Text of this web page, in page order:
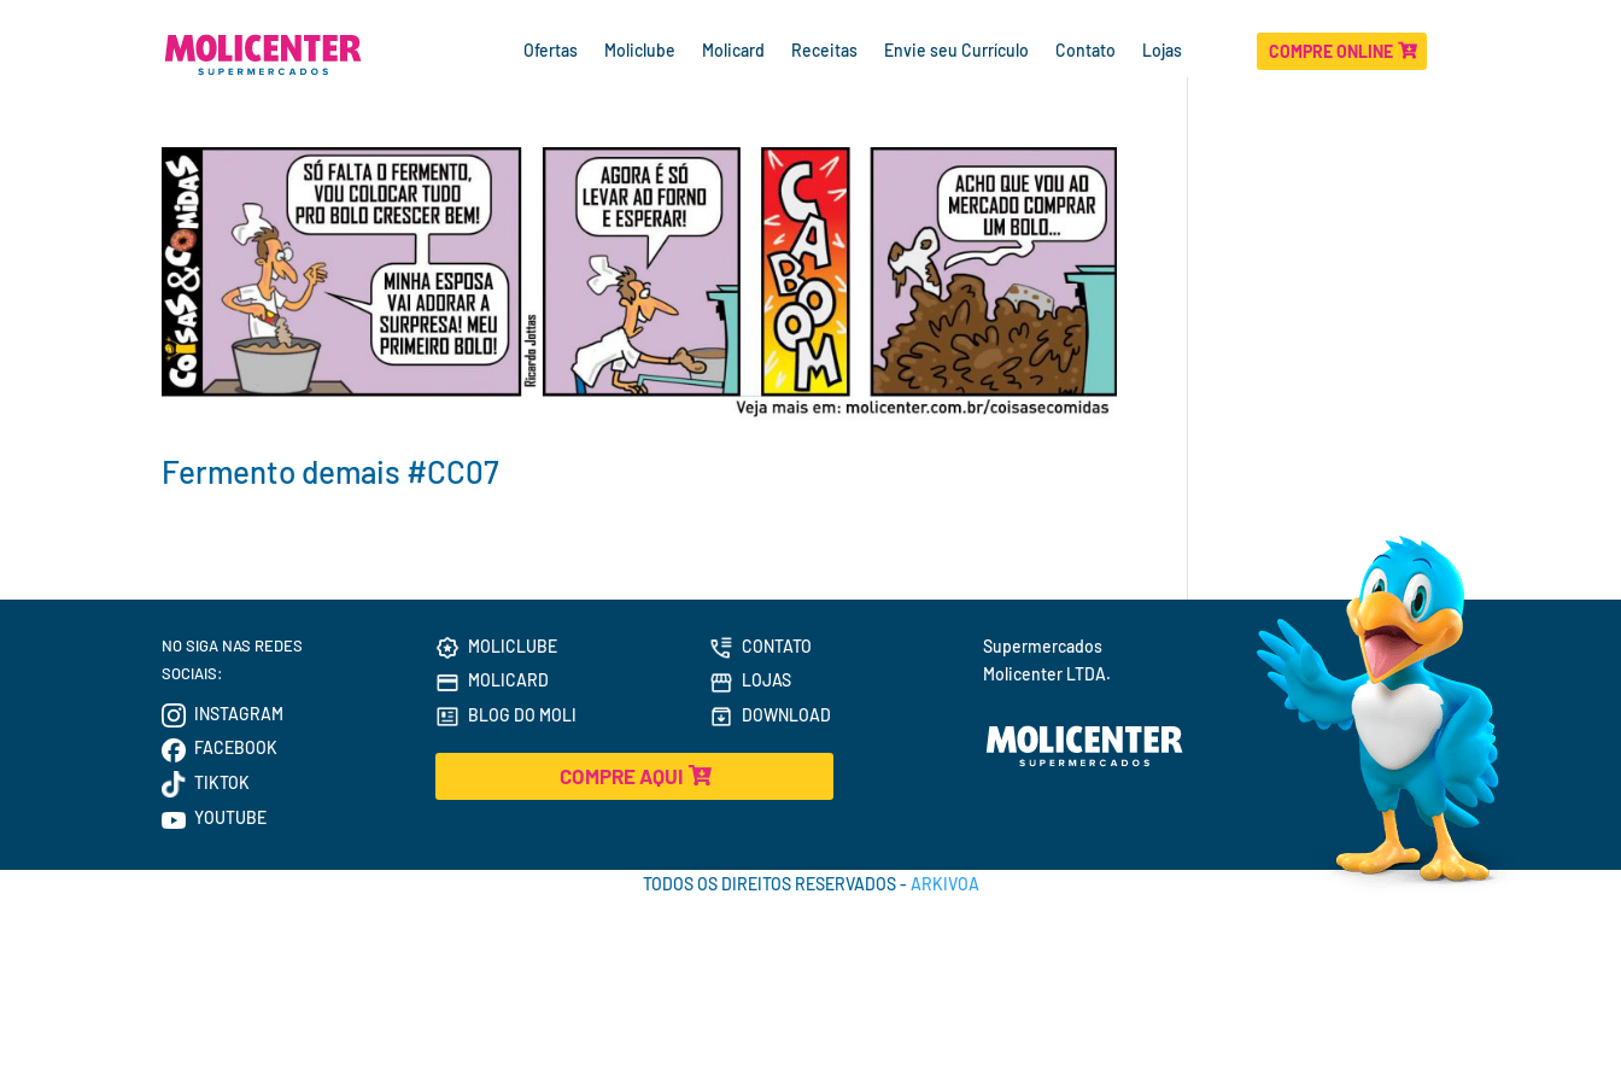
Ofertas Moliclube Molicard Receitas Envie seu Currículo Contato Lojas COMPRE ONLINE
Fermento demais #CC07
NO SIGA NAS REDES
SOCIAIS:
INSTAGRAM
FACEBOOK
TIKTOK
YOUTUBE
MOLICLUBE
MOLICARD
BLOG DO MOLI
COMPRE AQUI
CONTATO
LOJAS
DOWNLOAD
Supermercados
Molicenter LTDA.
TODOS OS DIREITOS RESERVADOS - ARKIVOA